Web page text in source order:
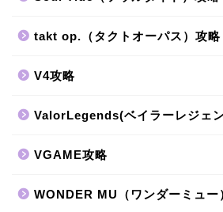
takt op.（タクトオーパス）攻略
V4攻略
ValorLegends(ベイラーレジェ
VGAME攻略
WONDER MU（ワンダーミュー